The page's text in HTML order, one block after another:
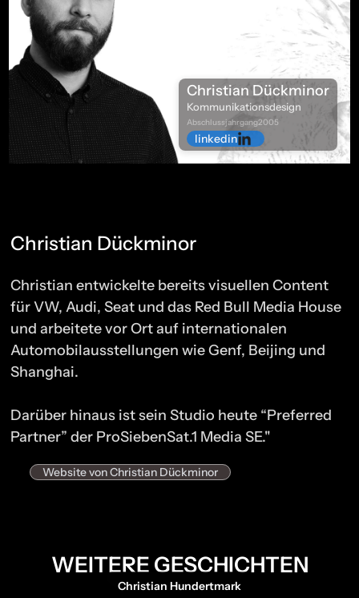
Christian Dückminor
Kommunikationsdesign
Abschlussjahrgang2005
linkedin
Christian Dückminor
Christian entwickelte bereits visuellen Content
für VW, Audi, Seat und das Red Bull Media House
und arbeitete vor Ort auf internationalen
Automobilausstellungen wie Genf, Beijing und
Shanghai.
Darüber hinaus ist sein Studio heute “Preferred
Partner” der ProSiebenSat.1 Media SE."
Website von Christian Dückminor
WEITERE GESCHICHTEN
Christian Hundertmark